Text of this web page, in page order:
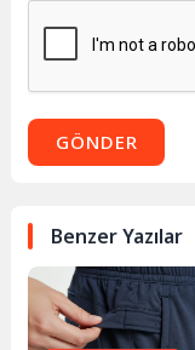
GÖNDER
Benzer Yazılar